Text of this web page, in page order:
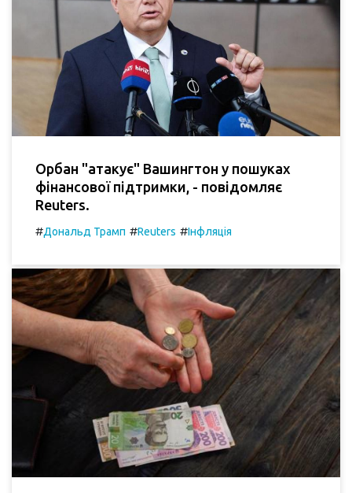
Орбан "атакує" Вашингтон у пошуках
фінансової підтримки, - повідомляє
Reuters.
#Дональд Трамп #Reuters #Інфляція